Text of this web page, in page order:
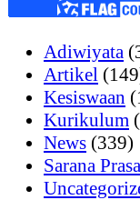
Adiwiyata
Artikel
Kesiswaan
Kurikulum
News (339)
Sarana